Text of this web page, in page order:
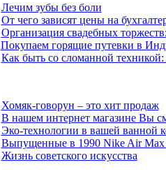
Лечим зубы без боли
От чего зависят цены на
Организация свадебных
Покупаем горящие путевки в
Как быть со сломанной
Хомяк-говорун – это хит продаж
В нашем интернет магазине Вы
Эко-технологии в вашей ванной
Выпущенные в 1990 Nike Air Max
Жизнь советского искусства